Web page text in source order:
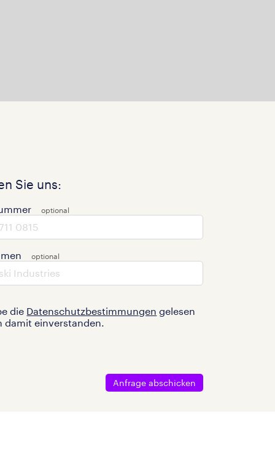
Sie uns:
die Datenschutzbestimmungen gelesen
damit einverstanden.
Anfrage abschicken